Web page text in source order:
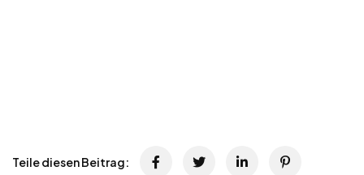
Teile diesen Beitrag: